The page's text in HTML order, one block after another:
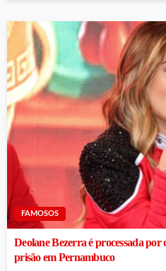
FAMOSOS
Deolane Bezerra é processada por
prisão em Pernambuco